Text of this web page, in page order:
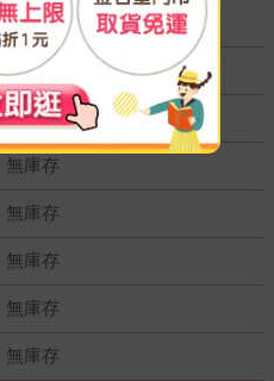
無庫存
無庫存
無庫存
無庫存
無庫存
無庫存
無庫存
無庫存